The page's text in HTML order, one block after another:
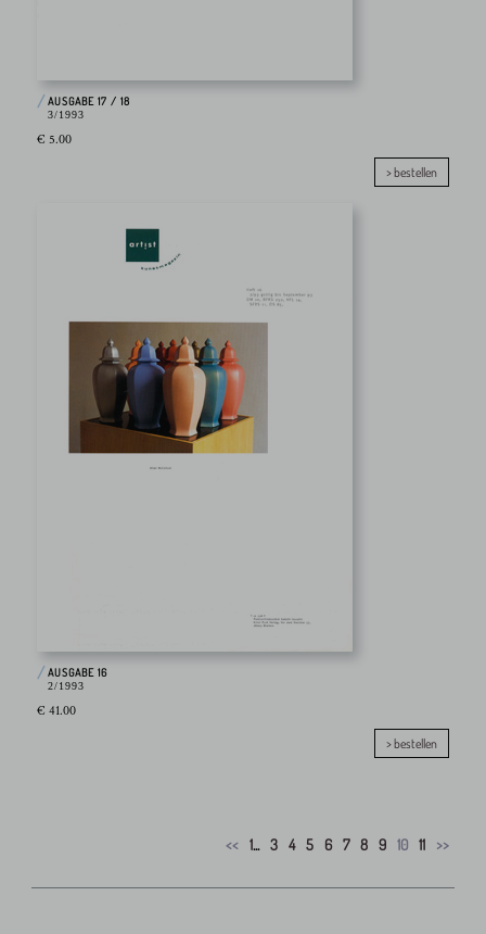
AUSGABE 17 / 18
3/1993
€ 5.00
> bestellen
AUSGABE 16
2/1993
€ 41.00
> bestellen
<< 1... 3 4 5 6 7 8 9 10 11 >>